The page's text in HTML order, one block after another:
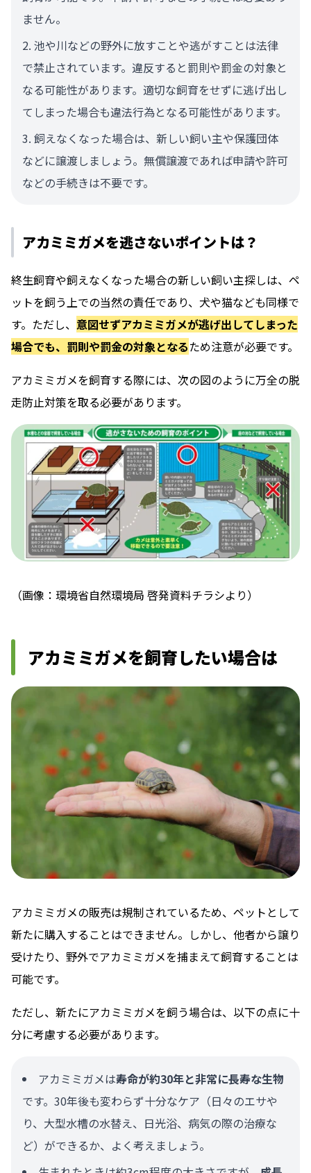
ません。
池や川などの野外に放すことや逃がすことは法律
で禁止されています。違反すると罰則や罰金の対象と
なる可能性があります。適切な飼育をせずに逃げ出し
てしまった場合も違法行為となる可能性があります。
飼えなくなった場合は、新しい飼い主や保護団体
などに譲渡しましょう。無償譲渡であれば申請や許可
などの手続きは不要です。
アカミミガメを逃さないポイントは？
終生飼育や飼えなくなった場合の新しい飼い主探しは、ペ
ットを飼う上での当然の責任であり、犬や猫なども同様で
す。ただし、 意図せずアカミミガメが逃げ出してしまった
場合でも、罰則や罰金の対象となるため注意が必要です。
アカミミガメを飼育する際には、次の図のように万全の脱
走防止対策を取る必要があります。
（画像：環境省自然環境局 啓発資料チラシより）
アカミミガメを飼育したい場合は
アカミミガメの販売は規制されているため、ペットとして
新たに購入することはできません。しかし、他者から譲り
受けたり、野外でアカミミガメを捕まえて飼育することは
可能です。
ただし、新たにアカミミガメを飼う場合は、以下の点に十
分に考慮する必要があります。
アカミミガメは寿命が約30年と非常に長寿な生物
です。30年後も変わらず十分なケア（日々のエサや
り、大型水槽の水替え、日光浴、病気の際の治療な
ど）ができるか、よく考えましょう。